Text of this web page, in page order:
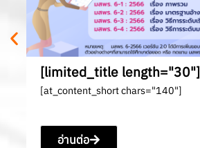
[limited_title length="30"]
[at_content_short chars="140"]
อ่านต่อ